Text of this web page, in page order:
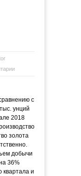
с
унций
2018
золота
добычи
36%
квартала и